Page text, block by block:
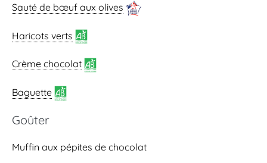
Sauté de bœuf aux olives
Haricots verts
Crème chocolat
Baguette
Goûter
Muffin aux pépites de chocolat